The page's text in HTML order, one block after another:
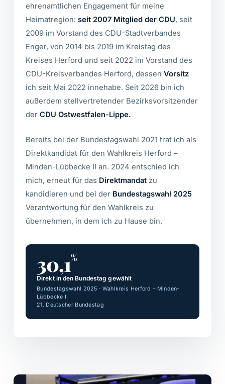
ehrenamtlichen Engagement für meine
Heimatregion: seit 2007 Mitglied der CDU, seit
2009 im Vorstand des CDU-Stadtverbandes
Enger, von 2014 bis 2019 im Kreistag des
Kreises Herford und seit 2022 im Vorstand des
CDU-Kreisverbandes Herford, dessen Vorsitz
ich seit Mai 2022 innehabe. Seit 2026 bin ich
außerdem stellvertretender Bezirksvorsitzender
der CDU Ostwestfalen-Lippe.
Bereits bei der Bundestagswahl 2021 trat ich als
Direktkandidat für den Wahlkreis Herford –
Minden-Lübbecke II an. 2024 entschied ich
mich, erneut für das Direktmandat zu
kandidieren und bei der Bundestagswahl 2025
Verantwortung für den Wahlkreis zu
übernehmen, in dem ich zu Hause bin.
30,1%
Direkt in den Bundestag gewählt
Bundestagswahl 2025 · Wahlkreis Herford – Minden-
Lübbecke II
21. Deutscher Bundestag